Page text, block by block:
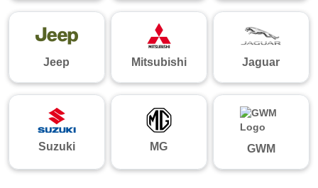
Jeep Mitsubishi Jaguar
Suzuki MG GWM